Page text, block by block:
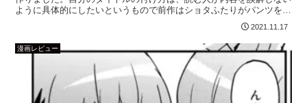
ように具体的にしたいというもので前作はショタふたりがパンツを見
せるお話という身もふたもないもので、そのままでもよかっ...
2021.11.17
漫画レビュー